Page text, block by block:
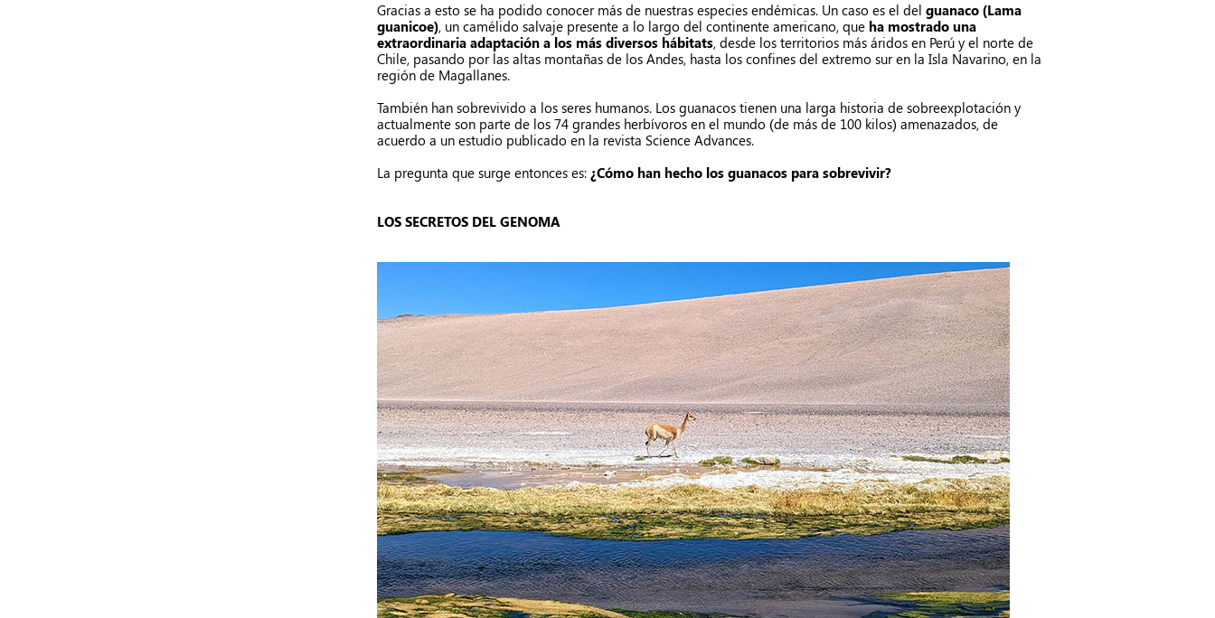
Gracias a esto se ha podido conocer más de nuestras especies endémicas. Un caso es el del guanaco (Lama
guanicoe), un camélido salvaje presente a lo largo del continente americano, que ha mostrado una
extraordinaria adaptación a los más diversos hábitats, desde los territorios más áridos en Perú y el norte de
Chile, pasando por las altas montañas de los Andes, hasta los confines del extremo sur en la Isla Navarino, en la
región de Magallanes.
También han sobrevivido a los seres humanos. Los guanacos tienen una larga historia de sobreexplotación y
actualmente son parte de los 74 grandes herbívoros en el mundo (de más de 100 kilos) amenazados, de
acuerdo a un estudio publicado en la revista Science Advances.
La pregunta que surge entonces es: ¿Cómo han hecho los guanacos para sobrevivir?
LOS SECRETOS DEL GENOMA